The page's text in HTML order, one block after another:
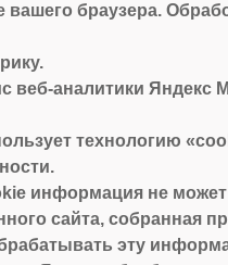
30-60
Ленина, 18/50
браузера.
веб-аналитики
технологию
информация не
сайта, собранная
эту